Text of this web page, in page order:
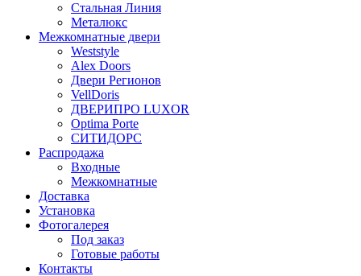
Стальная Линия
Металюкс
Межкомнатные двери
Weststyle
Alex Doors
Двери Регионов
VellDoris
ДВЕРИПРО LUXOR
Optima Porte
СИТИДОРС
Распродажа
Входные
Межкомнатные
Доставка
Установка
Фотогалерея
Под заказ
Готовые работы
Контакты